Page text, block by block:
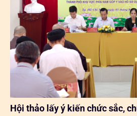
Hội thảo lấy ý kiến chức sắc,